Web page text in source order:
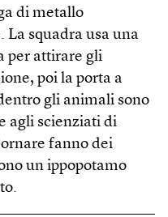
di metallo
squadra usa una
per attirare gli
poi la porta a
gli animali sono
agli scienziati di
fanno dei
un ippopotamo